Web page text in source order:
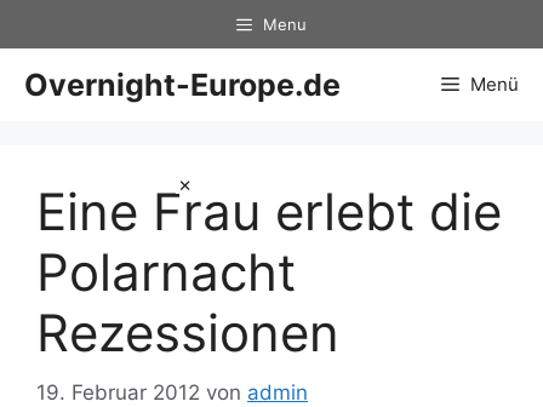
×
Inhalt
springen
Menu
Overnight-Europe.de Menü
Eine Frau erlebt die
Polarnacht
Rezessionen
19. Februar 2012 von admin